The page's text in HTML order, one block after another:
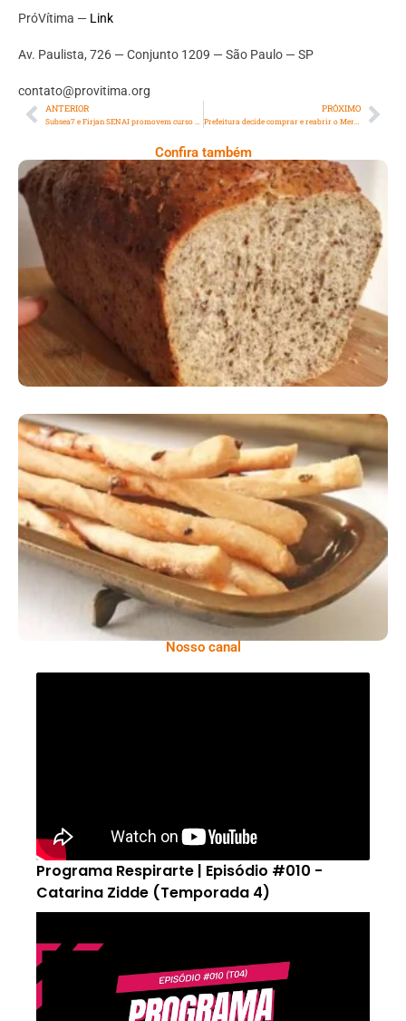
PróVítima — Link
Av. Paulista, 726 — Conjunto 1209 — São Paulo — SP
contato@provitima.org
ANTERIOR PRÓXIMO
Prefeitura decide comprar e reabrir o Mercadinho São José, em Laranjeiras
Confira também
Comer Bem: Pão Low Carb
Comer Bem: Palitinhos De Cebola E Salsa
Nosso canal
Programa Respirarte | Episódio #010 -
Catarina Zidde (Temporada 4)